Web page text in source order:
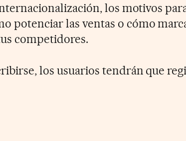
los motivos
potenciar las ventas o cómo
competidores.
los usuarios tendrán que